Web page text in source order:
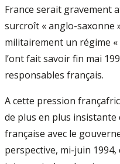
France serait gravement
surcroît « anglo-saxonne
militairement un régime «
l’ont fait savoir fin mai
responsables français.
A cette pression
de plus en plus insistante
française avec le
perspective, mi-juin 1994,